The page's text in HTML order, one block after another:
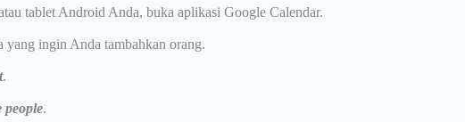
tablet Android Anda, buka aplikasi Google Calendar.
yang ingin Anda tambahkan orang.
.
people.